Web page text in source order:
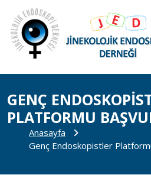
GENÇ
PLATFORMU
Anasayfa
Genç Endoskopistler